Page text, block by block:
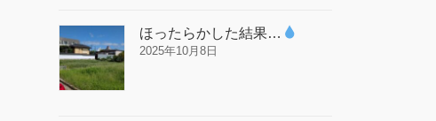
ほったらかした結果…
2025年10月8日